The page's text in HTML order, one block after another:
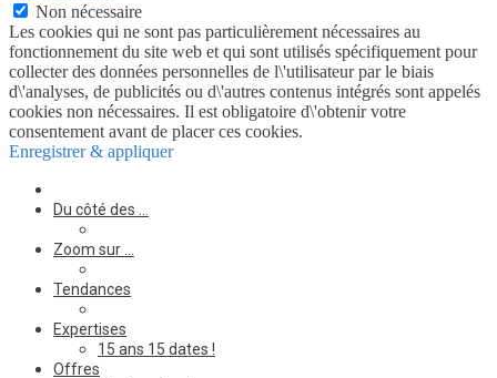
Non nécessaire
Les cookies qui ne sont pas particulièrement nécessaires au
fonctionnement du site web et qui sont utilisés spécifiquement pour
collecter des données personnelles de l\'utilisateur par le biais
d\'analyses, de publicités ou d\'autres contenus intégrés sont appelés
cookies non nécessaires. Il est obligatoire d\'obtenir votre
consentement avant de placer ces cookies.
Enregistrer & appliquer
Du côté des …
Zoom sur …
Tendances
Expertises
15 ans 15 dates !
Offres